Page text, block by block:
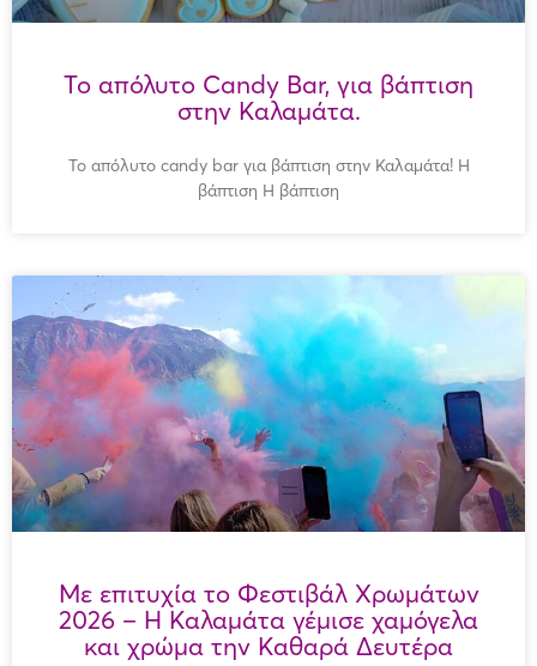
Το απόλυτο Candy Bar, για βάπτιση
στην Καλαμάτα.
Το απόλυτο candy bar για βάπτιση στην Καλαμάτα! Η
βάπτιση Η βάπτιση
Με επιτυχία το Φεστιβάλ Χρωμάτων
2026 – Η Καλαμάτα γέμισε χαμόγελα
και χρώμα την Καθαρά Δευτέρα